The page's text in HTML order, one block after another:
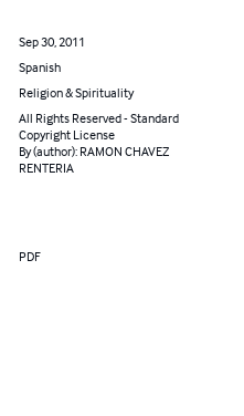
Sep 30, 2011
Spanish
Religion & Spirituality
All Rights Reserved - Standard
Copyright License
By (author): RAMON CHAVEZ
RENTERIA
PDF